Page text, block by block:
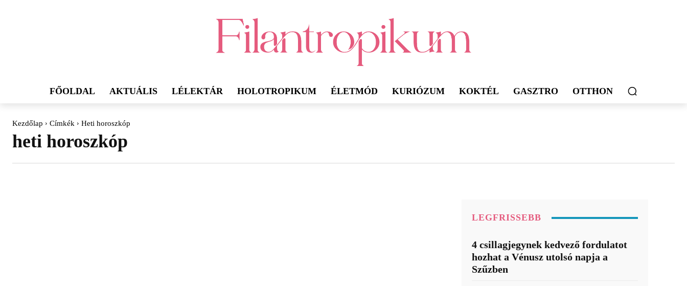
FŐOLDAL AKTUÁLIS LÉLEKTÁR HOLOTROPIKUM ÉLETMÓD KURIÓZUM KOKTÉL GASZTRO OTTHON
Kezdőlap Címkék Heti horoszkóp
heti horoszkóp
LEGFRISSEBB
4 csillagjegynek kedvező fordulatot
hozhat a Vénusz utolsó napja a
Szűzben